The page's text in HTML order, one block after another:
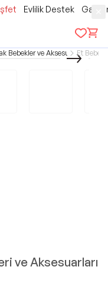
Evlilik Destek
Bebekler ve AksesuarlarıEt Bebek
ve Aksesuarları